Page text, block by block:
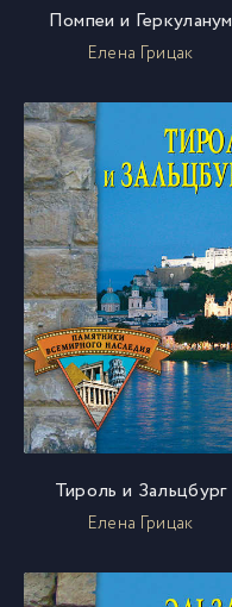
Помпеи и Геркуланум
Елена Грицак
Тироль и Зальцбург
Елена Грицак